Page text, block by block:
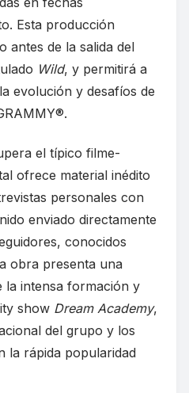
Esta producción
antes de la salida del
Wild, y permitirá a
evolución y desafíos de
el típico filme-
ofrece material inédito
personales con
enviado directamente
conocidos
obra presenta una
la intensa formación y
show Dream Academy,
del grupo y los
la rápida popularidad